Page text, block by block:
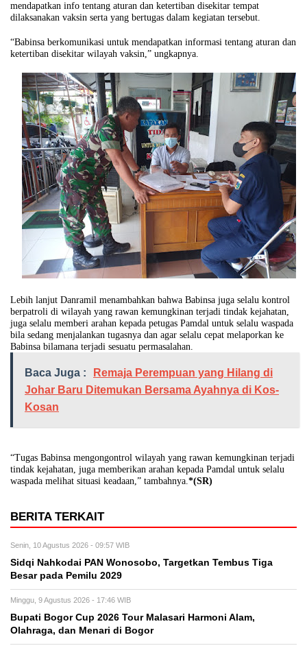
mendapatkan info tentang aturan dan ketertiban disekitar tempat
dilaksanakan vaksin serta yang bertugas dalam kegiatan tersebut.
“Babinsa berkomunikasi untuk mendapatkan informasi tentang aturan dan
ketertiban disekitar wilayah vaksin,” ungkapnya.
Lebih lanjut Danramil menambahkan bahwa Babinsa juga selalu kontrol
berpatroli di wilayah yang rawan kemungkinan terjadi tindak kejahatan,
juga selalu memberi arahan kepada petugas Pamdal untuk selalu waspada
bila sedang menjalankan tugasnya dan agar selalu cepat melaporkan ke
Babinsa bilamana terjadi sesuatu permasalahan.
Baca Juga :
Remaja Perempuan yang Hilang di
Johar Baru Ditemukan Bersama Ayahnya di Kos-
Kosan
“Tugas Babinsa mengongontrol wilayah yang rawan kemungkinan terjadi
tindak kejahatan, juga memberikan arahan kepada Pamdal untuk selalu
waspada melihat situasi keadaan,” tambahnya.*(SR)
BERITA TERKAIT
Senin, 10 Agustus 2026 - 09:57 WIB
Sidqi Nahkodai PAN Wonosobo, Targetkan Tembus Tiga
Besar pada Pemilu 2029
Minggu, 9 Agustus 2026 - 17:46 WIB
Bupati Bogor Cup 2026 Tour Malasari Harmoni Alam,
Olahraga, dan Menari di Bogor